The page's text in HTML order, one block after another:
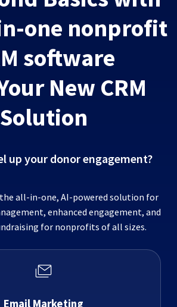
one nonprofit
software
New CRM
Solution
up your donor engagement?
the all-in-one, AI-powered solution for
enhanced engagement, and
for nonprofits of all sizes.
Email Marketing